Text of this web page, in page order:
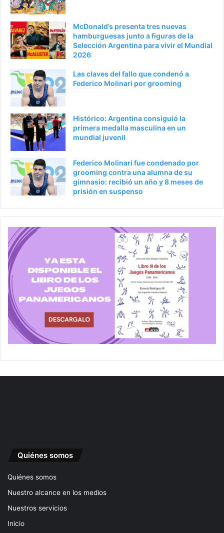
McDonald’s presenta tres nuevas
hamburguesas junto a figuras de la
Selección Argentina para vivir el Mundial
2026
Las claves del fallo que condenó a
Federico Molinari por grooming
Histórico: Argentina consiguió la
primera medalla masculina en un
mundial juvenil
Federico Molinari fue condenado por
grooming contra una alumna de su
gimnasio: recibió un año y 8 meses de
prisión en suspenso
Quiénes somos
Quiénes somos
Nuestro alcance en los medios
Nuestros servicios
Inicio